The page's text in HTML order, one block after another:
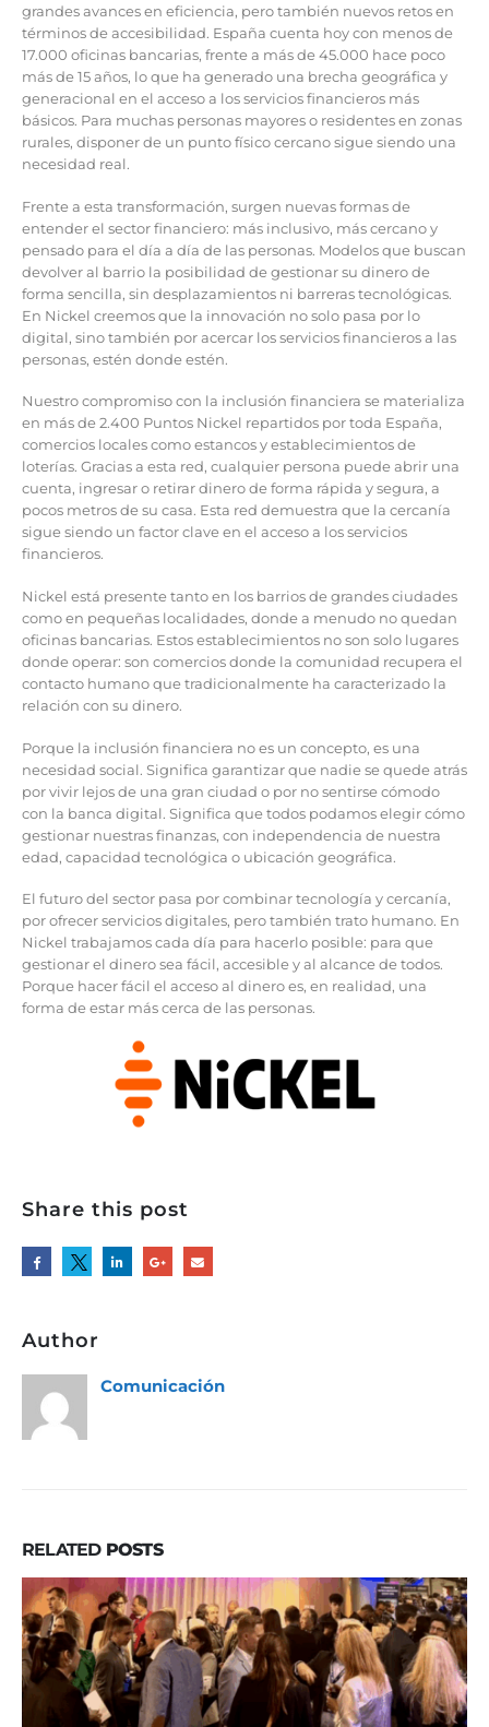
grandes avances en eficiencia, pero también nuevos retos en
términos de accesibilidad. España cuenta hoy con menos de
17.000 oficinas bancarias, frente a más de 45.000 hace poco
más de 15 años, lo que ha generado una brecha geográfica y
generacional en el acceso a los servicios financieros más
básicos. Para muchas personas mayores o residentes en zonas
rurales, disponer de un punto físico cercano sigue siendo una
necesidad real.
Frente a esta transformación, surgen nuevas formas de
entender el sector financiero: más inclusivo, más cercano y
pensado para el día a día de las personas. Modelos que buscan
devolver al barrio la posibilidad de gestionar su dinero de
forma sencilla, sin desplazamientos ni barreras tecnológicas.
En Nickel creemos que la innovación no solo pasa por lo
digital, sino también por acercar los servicios financieros a las
personas, estén donde estén.
Nuestro compromiso con la inclusión financiera se materializa
en más de 2.400 Puntos Nickel repartidos por toda España,
comercios locales como estancos y establecimientos de
loterías. Gracias a esta red, cualquier persona puede abrir una
cuenta, ingresar o retirar dinero de forma rápida y segura, a
pocos metros de su casa. Esta red demuestra que la cercanía
sigue siendo un factor clave en el acceso a los servicios
financieros.
Nickel está presente tanto en los barrios de grandes ciudades
como en pequeñas localidades, donde a menudo no quedan
oficinas bancarias. Estos establecimientos no son solo lugares
donde operar: son comercios donde la comunidad recupera el
contacto humano que tradicionalmente ha caracterizado la
relación con su dinero.
Porque la inclusión financiera no es un concepto, es una
necesidad social. Significa garantizar que nadie se quede atrás
por vivir lejos de una gran ciudad o por no sentirse cómodo
con la banca digital. Significa que todos podamos elegir cómo
gestionar nuestras finanzas, con independencia de nuestra
edad, capacidad tecnológica o ubicación geográfica.
El futuro del sector pasa por combinar tecnología y cercanía,
por ofrecer servicios digitales, pero también trato humano. En
Nickel trabajamos cada día para hacerlo posible: para que
gestionar el dinero sea fácil, accesible y al alcance de todos.
Porque hacer fácil el acceso al dinero es, en realidad, una
forma de estar más cerca de las personas.
Share this post
Author
Comunicación
RELATED POSTS